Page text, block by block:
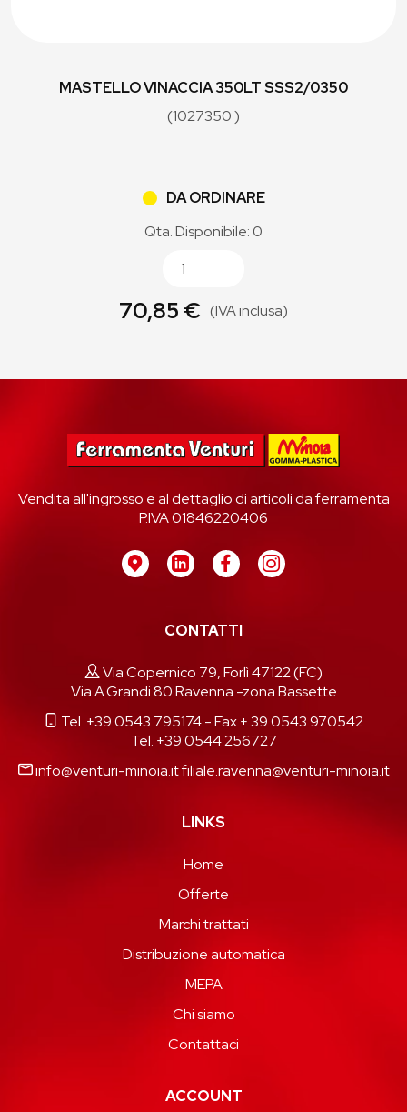
MASTELLO VINACCIA 350LT SSS2/0350
(1027350 )
DA ORDINARE
Qta. Disponibile: 0
70,85 € (IVA inclusa)
Vendita all'ingrosso e al dettaglio di articoli da ferramenta
P.IVA 01846220406
CONTATTI
Via Copernico 79, Forlì 47122 (FC)
Via A.Grandi 80 Ravenna -zona Bassette
Tel. +39 0543 795174- Fax + 39 0543 970542
Tel. +39 0544 256727
info@venturi-minoia.itfiliale.ravenna@venturi-minoia.it
LINKS
Home
Offerte
Marchi trattati
Distribuzione automatica
MEPA
Chi siamo
Contattaci
ACCOUNT